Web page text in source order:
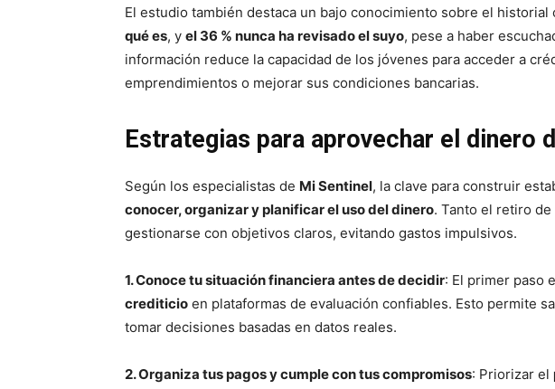
El estudio también destaca un bajo conocimiento sobre el historial
qué es, y el 36 % nunca ha revisado el suyo, pese a haber
información reduce la capacidad de los jóvenes para acceder a
emprendimientos o mejorar sus condiciones bancarias.
Estrategias para aprovechar el dinero
Según los especialistas de Mi Sentinel, la clave para construir
conocer, organizar y planificar el uso del dinero. Tanto el retiro de
gestionarse con objetivos claros, evitando gastos impulsivos.
1. Conoce tu situación financiera antes de decidir: El primer paso
crediticio en plataformas de evaluación confiables. Esto permite
tomar decisiones basadas en datos reales.
2. Organiza tus pagos y cumple con tus compromisos: Priorizar el